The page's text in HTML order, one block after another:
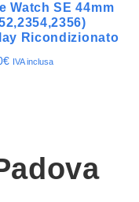
Watch SE 44mm
Ricondizionato
€ IVA inclusa